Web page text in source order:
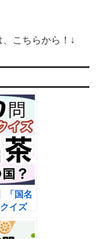
こちらから！↓
「国名
クイズ
まで楽
ズ